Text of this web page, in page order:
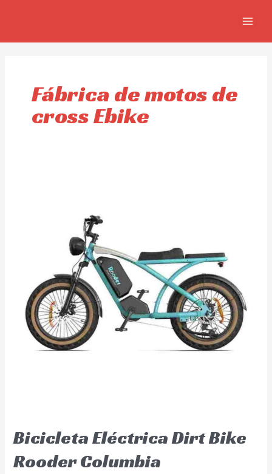
Fábrica de motos de
cross Ebike
Bicicleta Eléctrica Dirt Bike
Rooder Columbia